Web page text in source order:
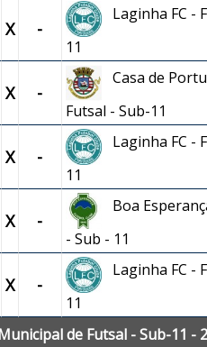
X -
Laginha FC -
11
X -
Casa de
Futsal - Sub-11
X -
Laginha FC -
11
X -
Boa
- Sub - 11
X -
Laginha FC -
11
de Futsal - Sub-11 -